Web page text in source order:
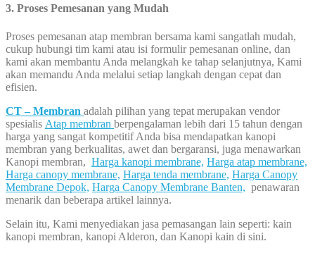
3. Proses Pemesanan yang Mudah
Proses pemesanan atap membran bersama kami sangatlah mudah,
cukup hubungi tim kami atau isi formulir pemesanan online, dan
kami akan membantu Anda melangkah ke tahap selanjutnya, Kami
akan memandu Anda melalui setiap langkah dengan cepat dan
efisien.
CT – Membran adalah pilihan yang tepat merupakan vendor
spesialis Atap membran berpengalaman lebih dari 15 tahun dengan
harga yang sangat kompetitif Anda bisa mendapatkan kanopi
membran yang berkualitas, awet dan bergaransi, juga menawarkan
Kanopi membran, Harga kanopi membrane, Harga atap membrane,
Harga canopy membrane, Harga tenda membrane, Harga Canopy
Membrane Depok, Harga Canopy Membrane Banten, penawaran
menarik dan beberapa artikel lainnya.
Selain itu, Kami menyediakan jasa pemasangan lain seperti: kain
kanopi membran, kanopi Alderon, dan Kanopi kain di sini.